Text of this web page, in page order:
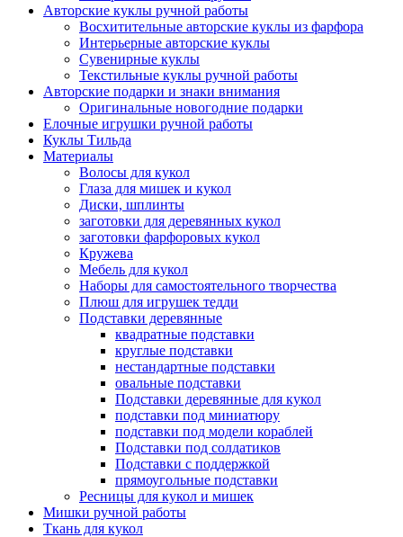
Авторские куклы ручной работы
Восхитительные авторские куклы из фарфора
Интерьерные авторские куклы
Сувенирные куклы
Текстильные куклы ручной работы
Авторские подарки и знаки внимания
Оригинальные новогодние подарки
Елочные игрушки ручной работы
Куклы Тильда
Материалы
Волосы для кукол
Глаза для мишек и кукол
Диски, шплинты
заготовки для деревянных кукол
заготовки фарфоровых кукол
Кружева
Мебель для кукол
Наборы для самостоятельного творчества
Плюш для игрушек тедди
Подставки деревянные
квадратные подставки
круглые подставки
нестандартные подставки
овальные подставки
Подставки деревянные для кукол
подставки под миниатюру
подставки под модели кораблей
Подставки под солдатиков
Подставки с поддержкой
прямоугольные подставки
Ресницы для кукол и мишек
Мишки ручной работы
Ткань для кукол